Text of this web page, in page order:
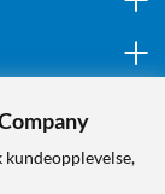
kundeopplevelse,